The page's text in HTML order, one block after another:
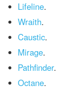
Lifeline.
Wraith.
Caustic.
Mirage.
Pathfinder.
Octane.